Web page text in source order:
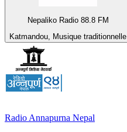
Nepaliko Radio 88.8 FM
Katmandou, Musique traditionnelle
Radio Annapurna Nepal